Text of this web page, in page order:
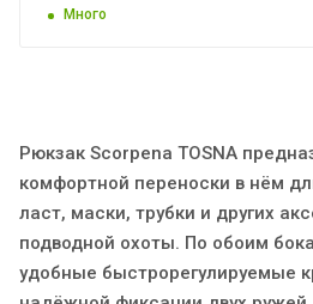
Много
Рюкзак Scorpena ТOSNA
комфортной переноски в нём
ласт, маски, трубки и других
подводной охоты. По обоим
удобные быстрорегулируемые